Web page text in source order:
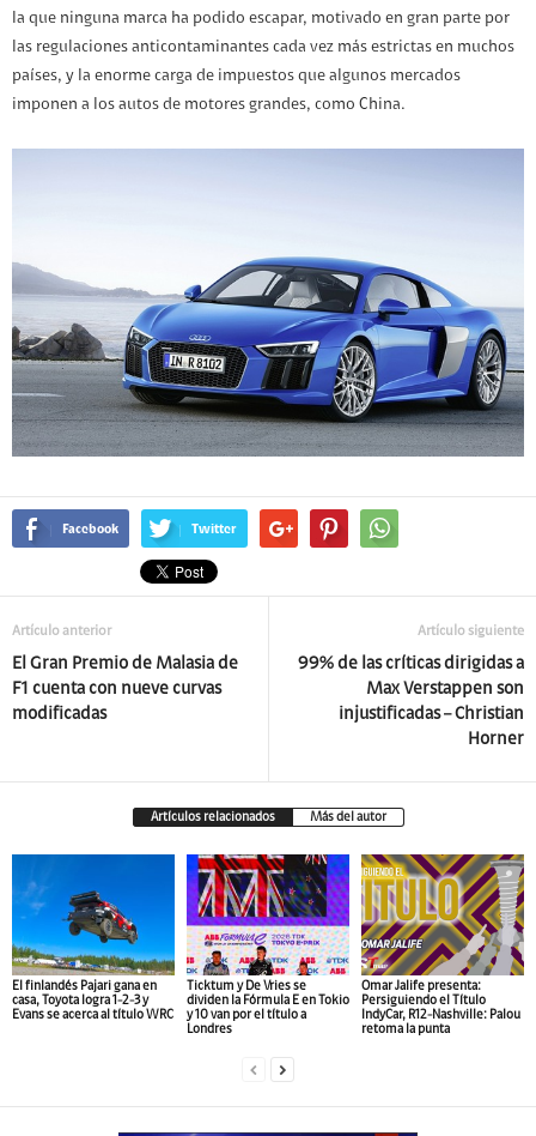
la que ninguna marca ha podido escapar, motivado en gran parte por
las regulaciones anticontaminantes cada vez más estrictas en muchos
países, y la enorme carga de impuestos que algunos mercados
imponen a los autos de motores grandes, como China.
Facebook Twitter
Artículo anterior
El Gran Premio de Malasia de
F1 cuenta con nueve curvas
modificadas
Artículo siguiente
99% de las críticas dirigidas a
Max Verstappen son
injustificadas – Christian
Horner
Artículos relacionados Más del autor
El finlandés Pajari gana en
casa, Toyota logra 1-2-3 y
Evans se acerca al título WRC
Ticktum y De Vries se
dividen la Fórmula E en Tokio
y 10 van por el título a
Londres
Omar Jalife presenta:
Persiguiendo el Título
IndyCar, R12-Nashville: Palou
retoma la punta